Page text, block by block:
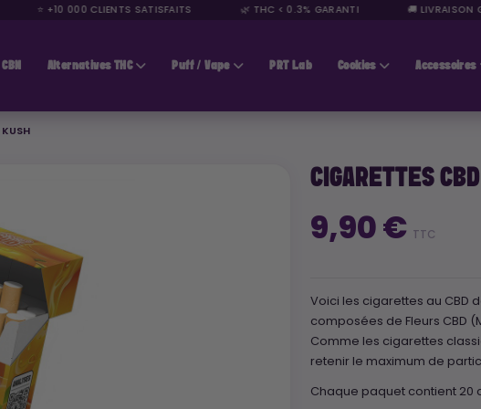
⭐ +10 000 CLIENTS SATISFAITS 🌿 THC < 0.3% GARANTI 🚚 LIVRAISON
CBN Alternatives THC Puff / Vape PRT Lab Cookies Accessoires
CIGARETTES
9,90 € TTC
Voici les cigarettes au CBD
composées de Fleurs CBD
Comme les cigarettes
retenir le maximum de
Chaque paquet contient 20